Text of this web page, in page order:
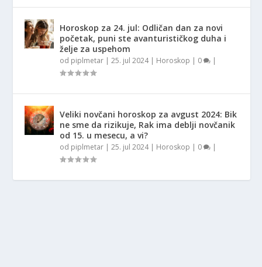
Horoskop za 24. jul: Odličan dan za novi
početak, puni ste avanturističkog duha i
želje za uspehom
od piplmetar |25. jul 2024| Horoskop | 0 |
Veliki novčani horoskop za avgust 2024: Bik
ne sme da rizikuje, Rak ima deblji novčanik
od 15. u mesecu, a vi?
od piplmetar |25. jul 2024| Horoskop | 0 |